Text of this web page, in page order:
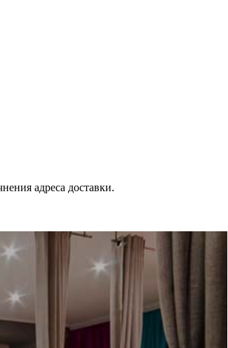
адреса доставки.